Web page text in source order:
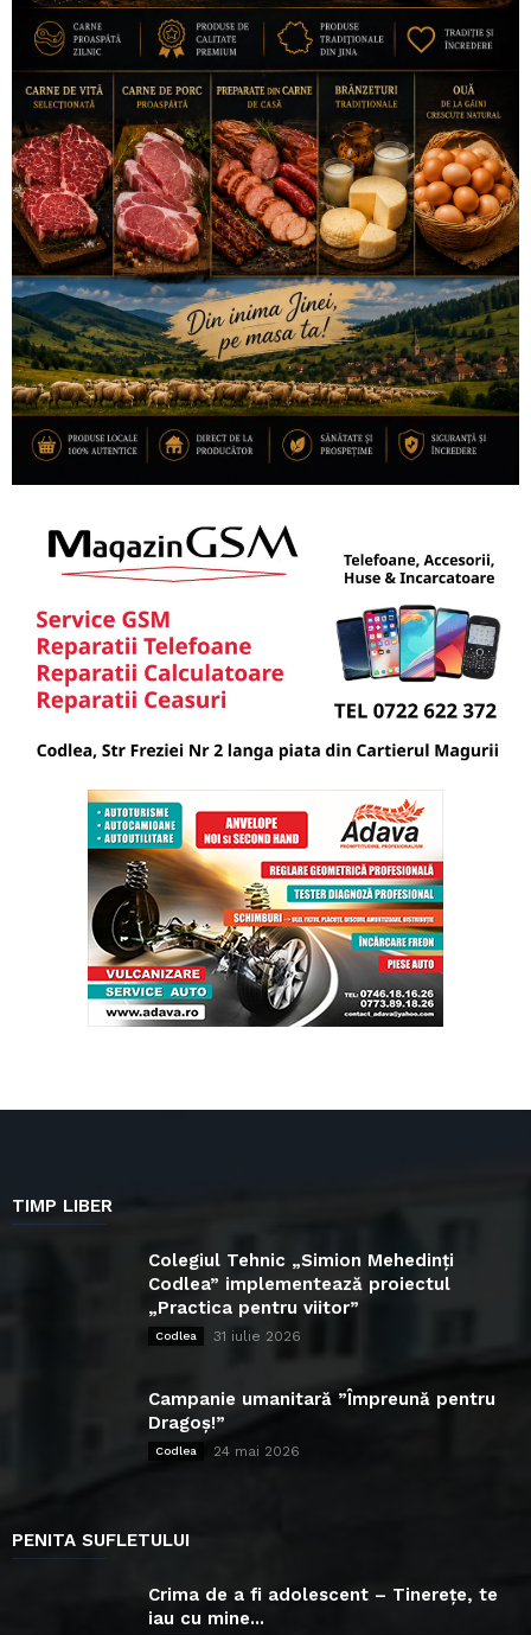
TIMP LIBER
Colegiul Tehnic „Simion Mehedinți
Codlea” implementează proiectul
„Practica pentru viitor”
Codlea 31 iulie 2026
Campanie umanitară ”Împreună pentru
Dragoș!”
Codlea 24 mai 2026
PENITA SUFLETULUI
Crima de a fi adolescent – Tinerețe, te
iau cu mine...